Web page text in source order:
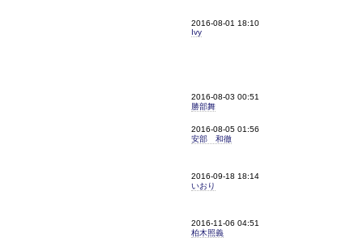
2016-08-01 18:10
Ivy
2016-08-03 00:51
勝部舞
2016-08-05 01:56
安部 和徹
2016-09-18 18:14
いおり
2016-11-06 04:51
柏木照義